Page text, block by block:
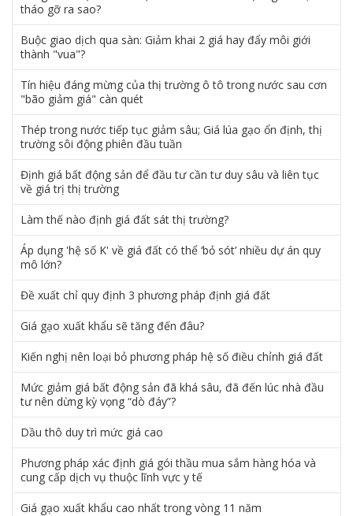
tháo gỡ ra sao?
Buộc giao dịch qua sàn: Giảm khai 2 giá hay đẩy môi giới
thành "vua"?
Tín hiệu đáng mừng của thị trường ô tô trong nước sau cơn
"bão giảm giá" càn quét
Thép trong nước tiếp tục giảm sâu; Giá lúa gạo ổn định, thị
trường sôi động phiên đầu tuần
Định giá bất động sản để đầu tư cần tư duy sâu và liên tục
về giá trị thị trường
Làm thế nào định giá đất sát thị trường?
Áp dụng 'hệ số K' về giá đất có thể ‘bỏ sót’ nhiều dự án quy
mô lớn?
Đề xuất chỉ quy định 3 phương pháp định giá đất
Giá gạo xuất khẩu sẽ tăng đến đâu?
Kiến nghị nên loại bỏ phương pháp hệ số điều chỉnh giá đất
Mức giảm giá bất động sản đã khá sâu, đã đến lúc nhà đầu
tư nên dừng kỳ vọng “dò đáy”?
Dầu thô duy trì mức giá cao
Phương pháp xác định giá gói thầu mua sắm hàng hóa và
cung cấp dịch vụ thuộc lĩnh vực y tế
Giá gạo xuất khẩu cao nhất trong vòng 11 năm